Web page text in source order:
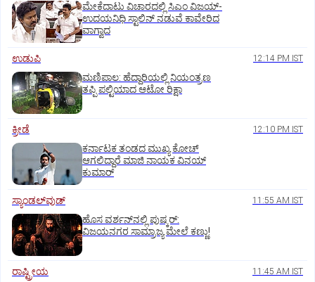
ಮೇಕೆದಾಟು ವಿಚಾರದಲ್ಲಿ ಸಿಎಂ ವಿಜಯ್-
ಉದಯನಿಧಿ ಸ್ಟಾಲಿನ್ ನಡುವೆ ಕಾವೇರಿದ
ವಾಗ್ವಾದ
ಉಡುಪಿ 12:14 PM IST
ಮಣಿಪಾಲ: ಹೆದ್ದಾರಿಯಲ್ಲಿ ನಿಯಂತ್ರಣ
ತಪ್ಪಿ ಪಲ್ಟಿಯಾದ ಆಟೋ ರಿಕ್ಷಾ
ಕ್ರೀಡೆ 12:10 PM IST
ಕರ್ನಾಟಕ ತಂಡದ ಮುಖ್ಯ ಕೋಚ್‌
ಆಗಲಿದ್ದಾರೆ ಮಾಜಿ ನಾಯಕ ವಿನಯ್‌
ಕುಮಾರ್
ಸ್ಯಾಂಡಲ್‌ವುಡ್‌ 11:55 AM IST
ಹೊಸ ವರ್ಶನ್‌ನಲ್ಲಿ ಪುಷ್ಕರ್‌:
ವಿಜಯನಗರ ಸಾಮ್ರಾಜ್ಯ ಮೇಲೆ ಕಣ್ಣು!
ರಾಷ್ಟ್ರೀಯ 11:45 AM IST